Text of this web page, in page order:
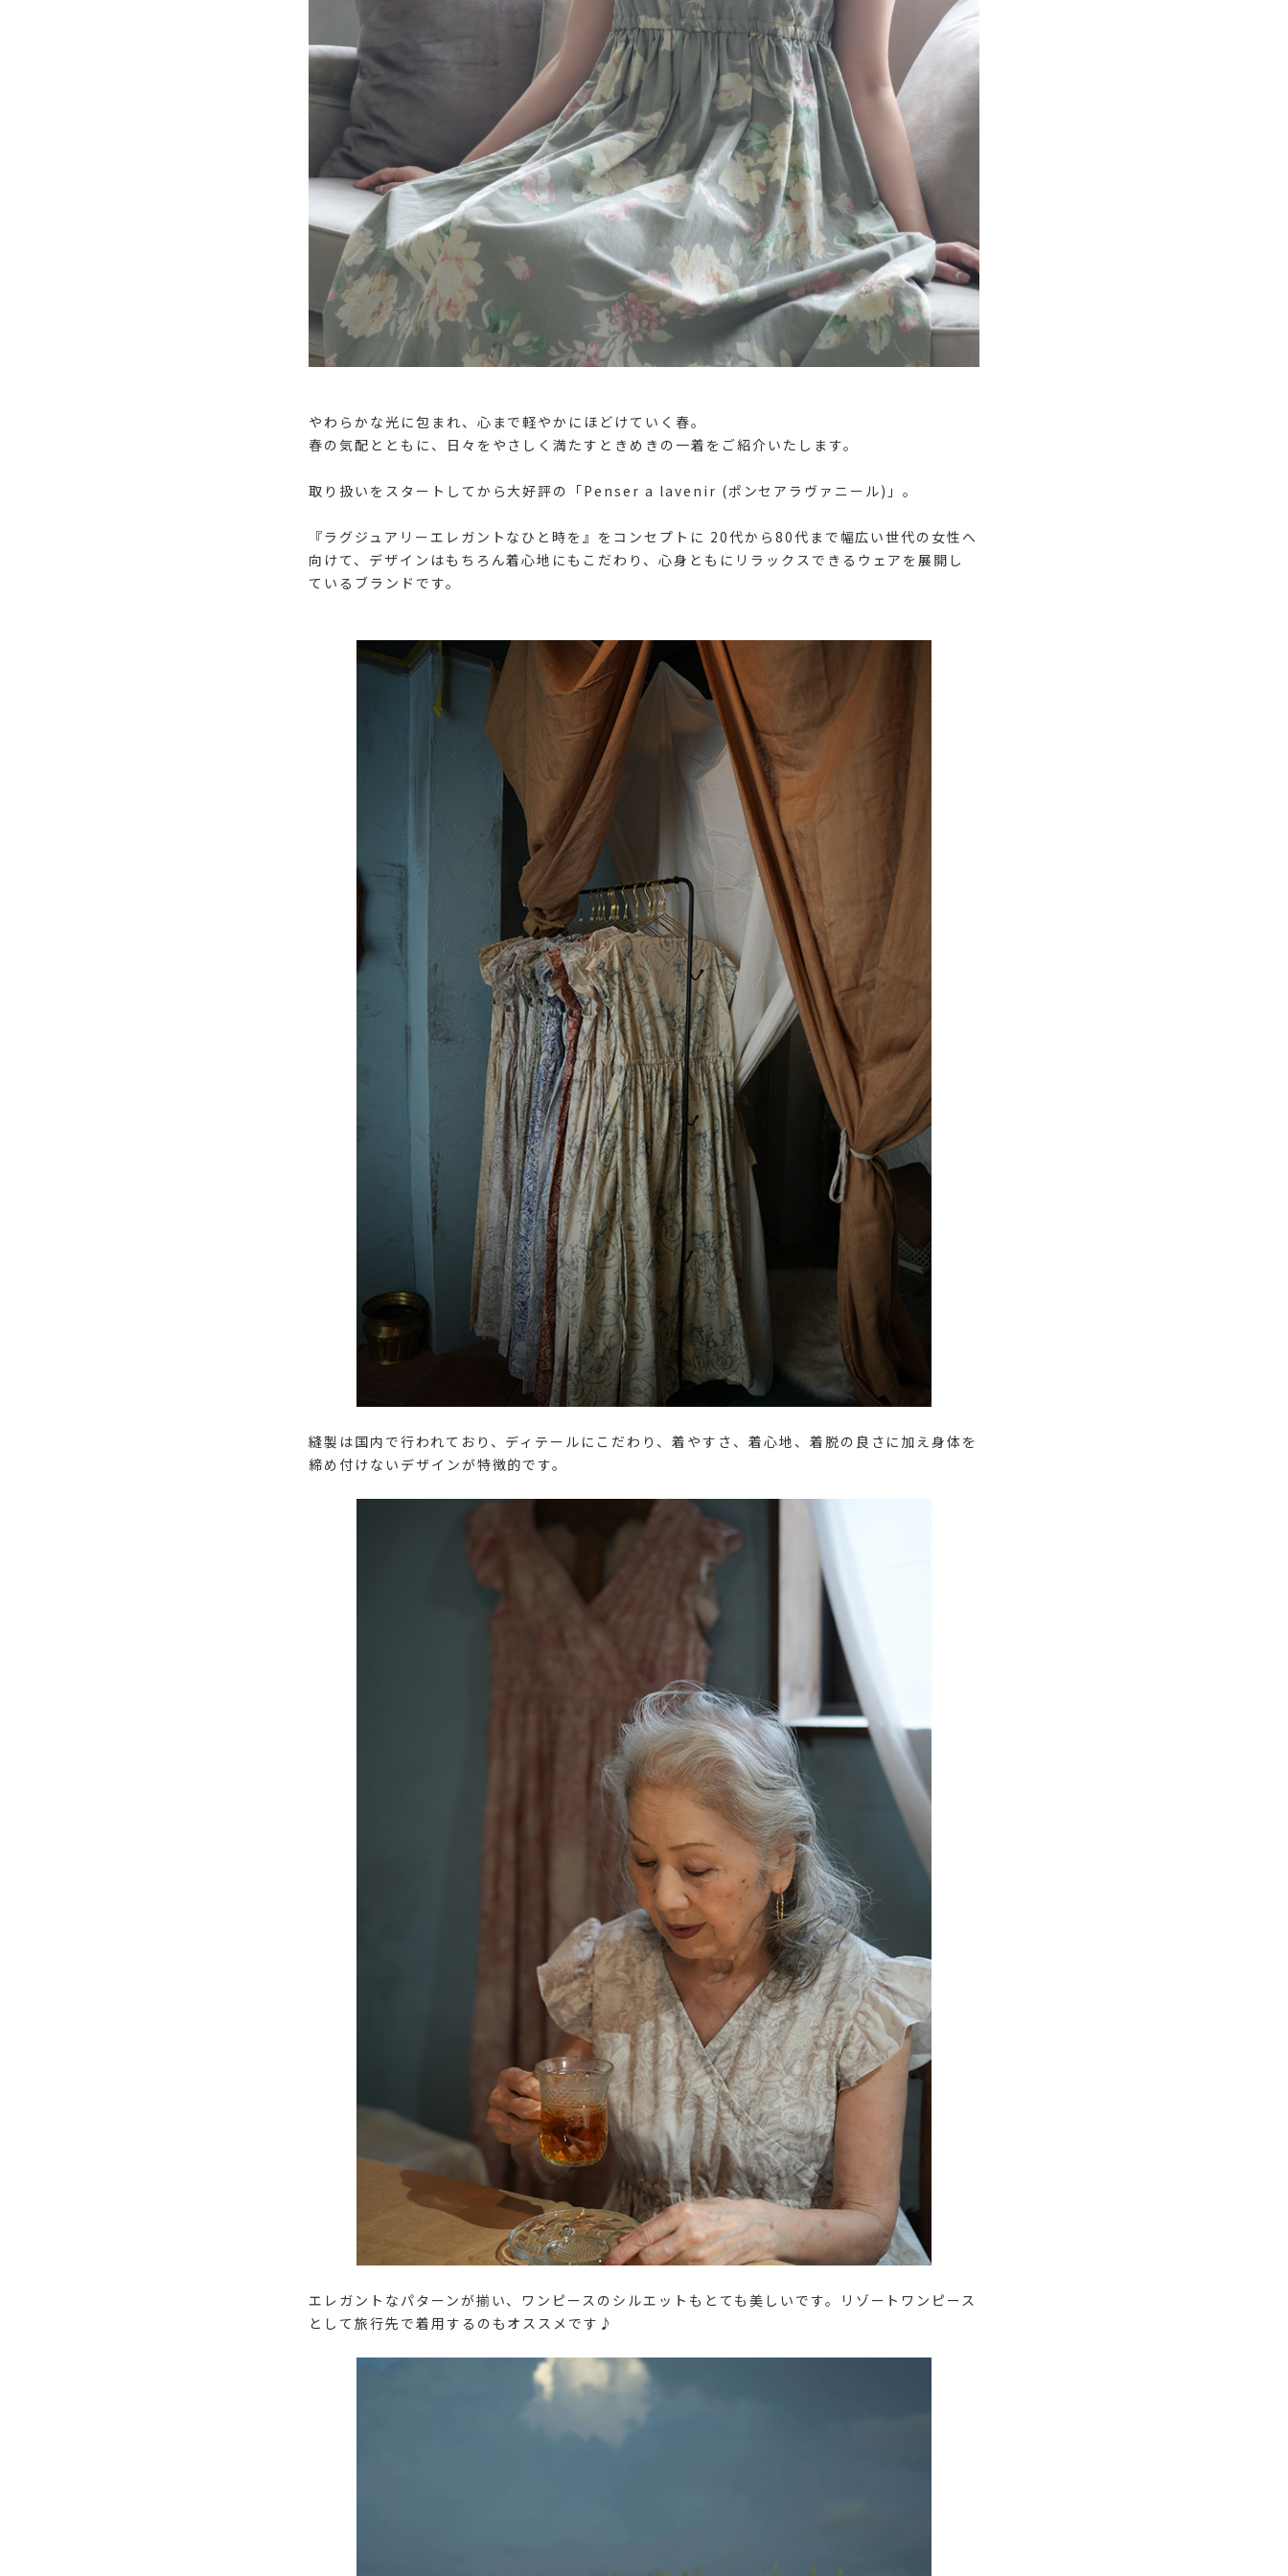
やわらかな光に包まれ、心まで軽やかにほどけていく春。
春の気配とともに、日々をやさしく満たすときめきの一着をご紹介いたします。
取り扱いをスタートしてから大好評の「Penser a lavenir (ポンセアラヴァニール)」。
『ラグジュアリーエレガントなひと時を』をコンセプトに 20代から80代まで幅広い世代の女性へ
向けて、デザインはもちろん着心地にもこだわり、心身ともにリラックスできるウェアを展開し
ているブランドです。
縫製は国内で行われており、ディテールにこだわり、着やすさ、着心地、着脱の良さに加え身体を
締め付けないデザインが特徴的です。
エレガントなパターンが揃い、ワンピースのシルエットもとても美しいです。リゾートワンピース
として旅行先で着用するのもオススメです♪